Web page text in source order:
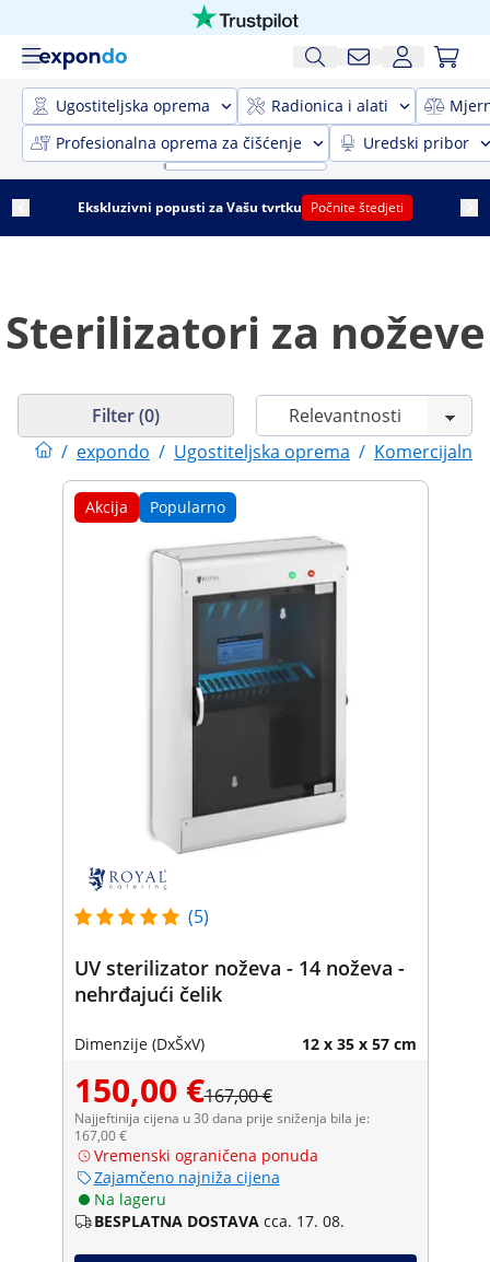
Ugostiteljska oprema Radionica i alati
Profesionalna oprema za čišćenje
Uredski pribor
Ekskluzivni popusti za Vašu tvrtku Počnite štedjeti
Sterilizatori za noževe
/ expondo / Ugostiteljska oprema / Komercijalna
Filter (0)
Akcija Popularno
(5)
UV sterilizator noževa - 14 noževa -
nehrđajući čelik
Dimenzije (DxŠxV) 12 x 35 x 57 cm
150,00 €167,00 €
Najjeftinija cijena u 30 dana prije sniženja bila je:
167,00 €
Vremenski ograničena ponuda
Zajamčeno najniža cijena
Na lageru
BESPLATNA DOSTAVA cca. 17. 08.